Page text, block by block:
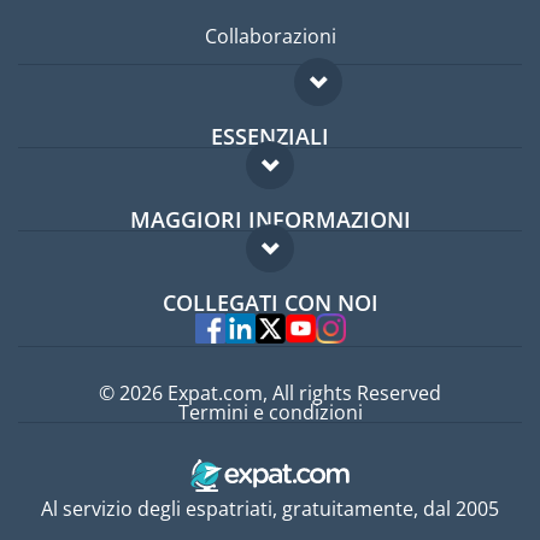
Collaborazioni
ESSENZIALI
Forum per expat
Guida per expat
MAGGIORI INFORMAZIONI
Domande frequenti
Esperti
COLLEGATI CON NOI
Al servizio degli espatriati, gratuitamente, dal 2005
© 2026 Expat.com, All rights Reserved
Termini e condizioni